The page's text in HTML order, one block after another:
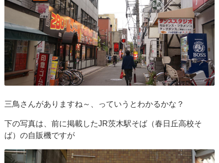
三鳥さんがありますね～、っていうとわかるかな？
下の写真は、前に掲載したJR茨木駅そば（春日丘高校そ
ば）の自販機ですが